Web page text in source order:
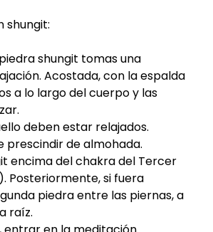
shungit:
shungit tomas una
Acostada, con la espalda
a lo largo del cuerpo y las
deben estar relajados.
prescindir de almohada.
encima del chakra del Tercer
Posteriormente, si fuera
piedra entre las piernas, a
raíz.